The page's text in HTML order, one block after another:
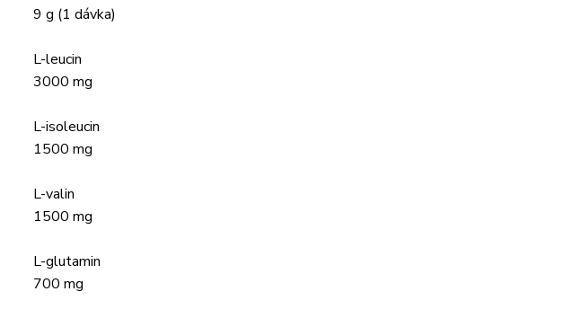
9 g (1 dávka)
L-leucin
3000 mg
L-isoleucin
1500 mg
L-valin
1500 mg
L-glutamin
700 mg